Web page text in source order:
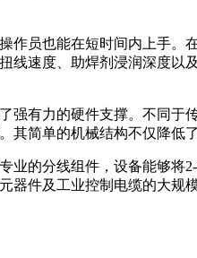
员也能在短时间内上手
速度、助焊剂浸润深度
有力的硬件支撑。不同
简单的机械结构不仅降低
的分线组件，设备能够将
件及工业控制电缆的大